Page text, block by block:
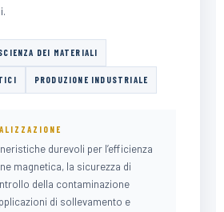
DEI MATERIALI
PRODUZIONE INDUSTRIALE
durevoli per l’efficienza
magnetica, la sicurezza di
della contaminazione
di sollevamento e